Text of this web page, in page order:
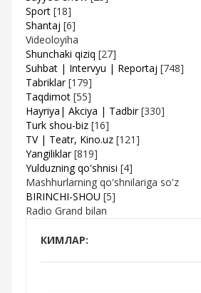
Sport [18]
Shantaj [6]
Videoloyiha
Shunchaki qiziq [27]
Suhbat | Intervyu | Reportaj [748]
Tabriklar [179]
Taqdimot [55]
Hayriya| Akciya | Tadbir [330]
Turk shou-biz [16]
TV | Teatr, Kino.uz [121]
Yangiliklar [819]
Yulduzning qo'shnisi [4]
Mashhurlarning qo'shnilariga so'z
BIRINCHI-SHOU [5]
Radio Grand bilan
КИМЛАР: